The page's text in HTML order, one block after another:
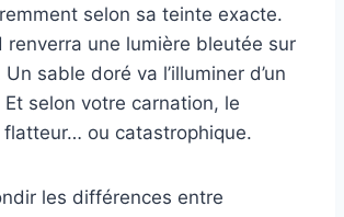
selon sa teinte exacte.
renverra une lumière bleutée sur
sable doré va l’illuminer d’un
selon votre carnation, le
ou catastrophique.
les différences entre